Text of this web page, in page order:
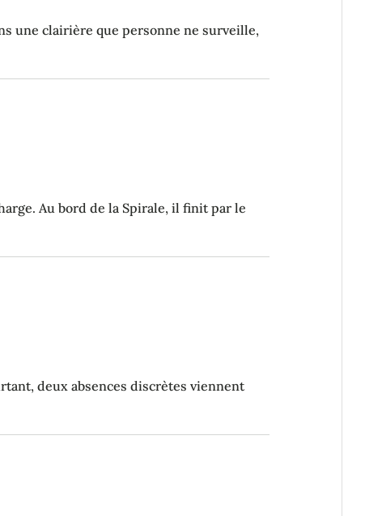
une clairière que personne ne surveille,
Au bord de la Spirale, il finit par le
deux absences discrètes viennent